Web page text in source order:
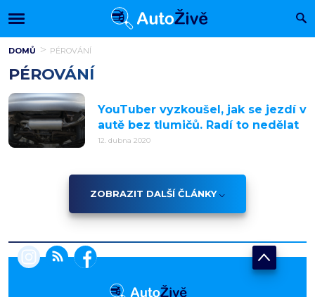
DOMŮ PÉROVÁNÍ
PÉROVÁNÍ
YouTuber vyzkoušel, jak se jezdí v
autě bez tlumičů. Radí to nedělat
12. dubna 2020
ZOBRAZIT DALŠÍ ČLÁNKY